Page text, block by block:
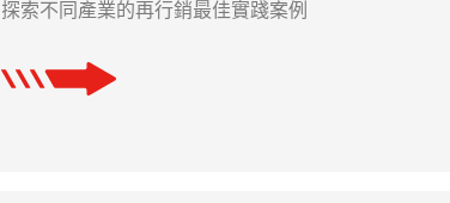
探索不同產業的再行銷最佳實踐案例